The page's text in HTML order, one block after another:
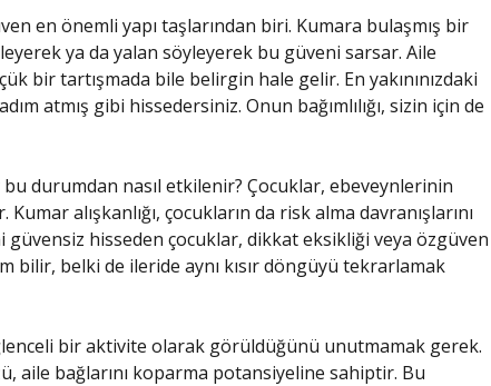
en önemli yapı taşlarından biri. Kumara bulaşmış bir
ya da yalan söyleyerek bu güveni sarsar. Aile
bir tartışmada bile belirgin hale gelir. En yakınınızdaki
atmış gibi hissedersiniz. Onun bağımlılığı, sizin için de
bu durumdan nasıl etkilenir? Çocuklar, ebeveynlerinin
Kumar alışkanlığı, çocukların da risk alma davranışlarını
hisseden çocuklar, dikkat eksikliği veya özgüven
bilir, belki de ileride aynı kısır döngüyü tekrarlamak
bir aktivite olarak görüldüğünü unutmamak gerek.
aile bağlarını koparma potansiyeline sahiptir. Bu